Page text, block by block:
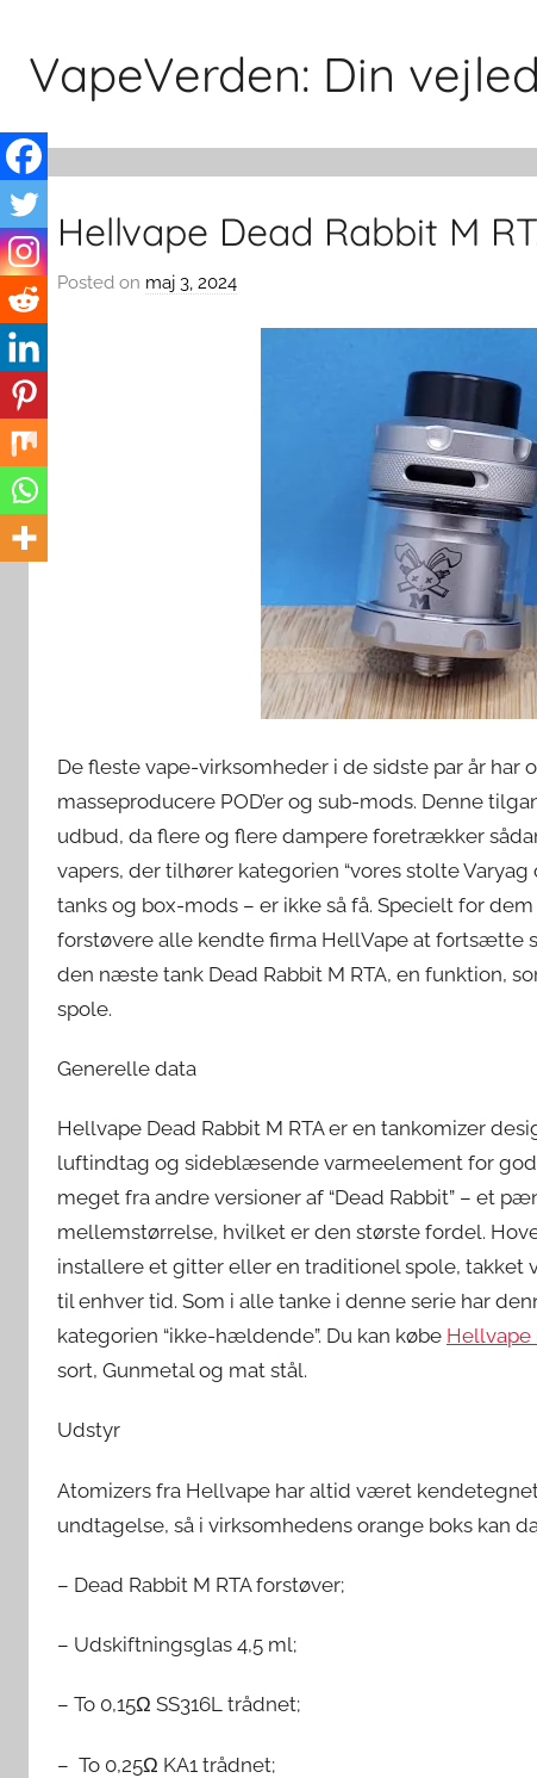
content
VapeVerden: Din
Hellvape Dead Rabbit M
Posted on maj 3, 2024
De fleste vape-virksomheder i de sidste par år
masseproducere POD’er og sub-mods. Denne
udbud, da flere og flere dampere foretrækker
vapers, der tilhører kategorien “vores stolte
tanks og box-mods – er ikke så få. Specielt for
forstøvere alle kendte firma HellVape at fortsætte
den næste tank Dead Rabbit M RTA, en funktion,
spole.
Generelle data
Hellvape Dead Rabbit M RTA er en tankomizer
luftindtag og sideblæsende varmeelement for
meget fra andre versioner af “Dead Rabbit” – et
mellemstørrelse, hvilket er den største fordel.
installere et gitter eller en traditionel spole,
til enhver tid. Som i alle tanke i denne serie har
kategorien “ikke-hældende”. Du kan købe Hellvape
sort, Gunmetal og mat stål.
Udstyr
Atomizers fra Hellvape har altid været
undtagelse, så i virksomhedens orange boks kan
– Dead Rabbit M RTA forstøver;
– Udskiftningsglas 4,5 ml;
– To 0,15Ω SS316L trådnet;
– To 0,25Ω KA1 trådnet;